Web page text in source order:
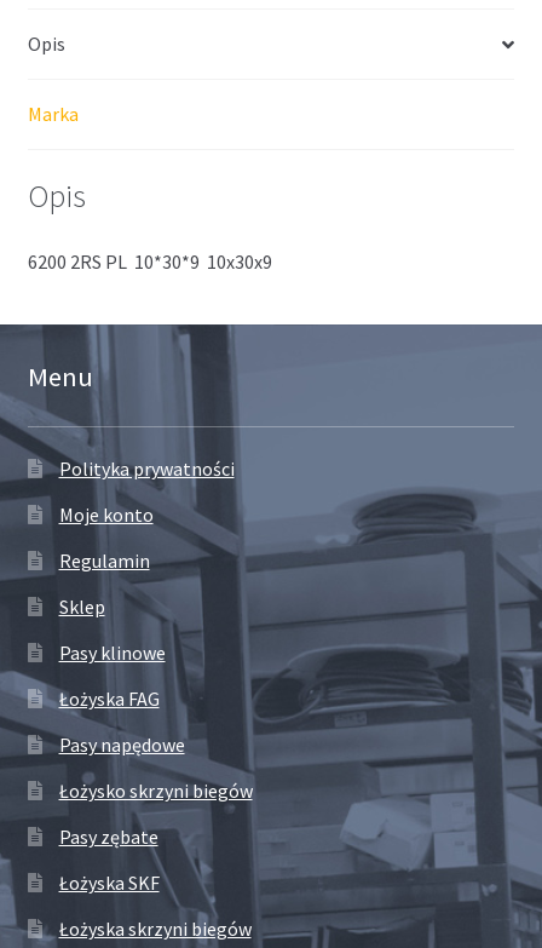
Opis
Marka
Opis
6200 2RS PL 10*30*9 10x30x9
Menu
Polityka prywatności
Moje konto
Regulamin
Sklep
Pasy klinowe
Łożyska FAG
Pasy napędowe
Łożysko skrzyni biegów
Pasy zębate
Łożyska SKF
Łożyska skrzyni biegów